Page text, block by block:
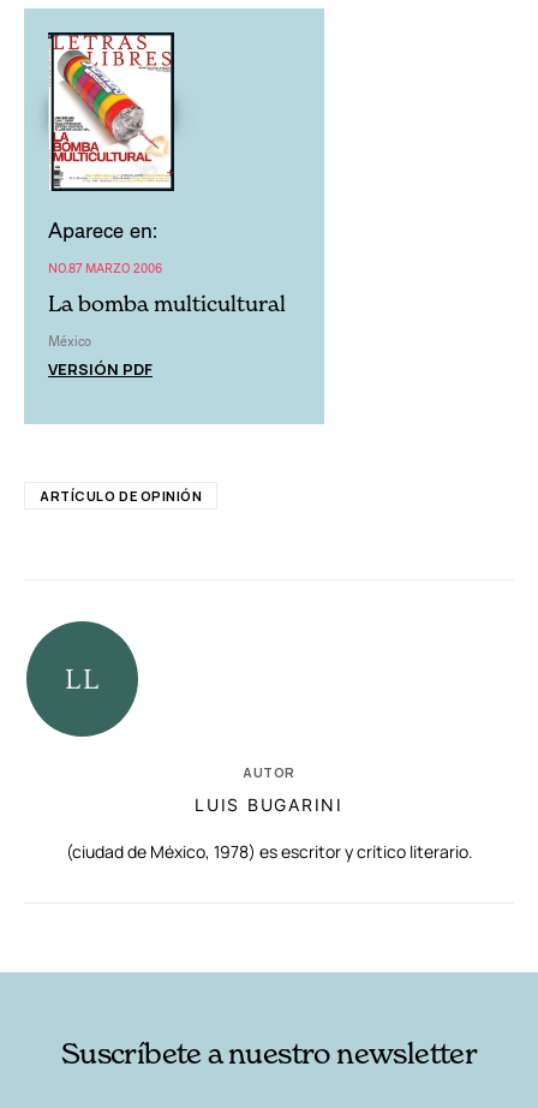
Aparece en:
NO.87 MARZO 2006
La bomba multicultural
México
VERSIÓN PDF
ARTÍCULO DE OPINIÓN
AUTOR
LUIS BUGARINI
(ciudad de México, 1978) es escritor y crítico literario.
Suscríbete a nuestro newsletter